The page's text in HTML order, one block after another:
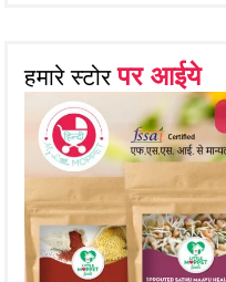
हमारे स्टोरपर आईये